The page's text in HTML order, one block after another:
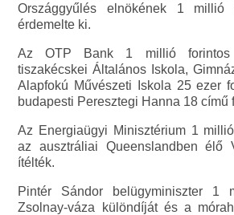
Országgyűlés elnökének 1 millió
érdemelte ki.
Az OTP Bank 1 millió
tiszakécskei Általános Iskola,
Alapfokú Művészeti Iskola 25 ezer
budapesti Peresztegi Hanna 18 című
Az Energiaügyi Minisztérium 1
az ausztráliai Queenslandben élő
ítélték.
Pintér Sándor belügyminiszter 1
Zsolnay-váza különdíját és a